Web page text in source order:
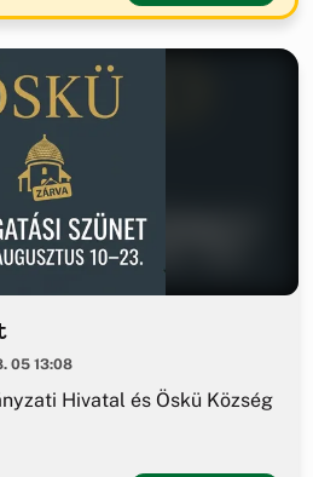
05 13:08
Hivatal és Öskü Község